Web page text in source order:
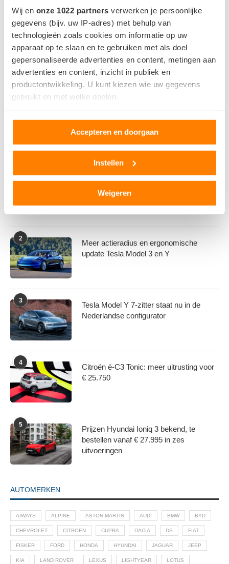
Wij en onze 1022 partners verwerken je persoonlijke
gegevens (bijv. uw IP-adres) met behulp van
technologieën zoals cookies om informatie op uw
apparaat op te slaan en te gebruiken met als doel
gepersonaliseerde advertenties en content, metingen aan
advertenties en content, inzicht in publiek en
productontwikkeling. U kunt kiezen wie uw gegevens
gebruikt en met welke doelen.
Als u het toestaat, willen we ook graag:
Informatie verzamelen over uw geografische locatie,
die tot een paar meter nauwkeurig kan zijn
Uw apparaat identificeren door het actief te scannen
verwerkt en stel uw voorkeuren in het
We gebruiken cookies om content en advertenties te
personaliseren, om functies voor social media te bieden
en om ons websiteverkeer te analyseren. Ook delen we
partners voor social media, adverteren en analyse. Deze
partners kunnen deze gegevens combineren met andere
informatie die u aan ze heeft verstrekt of die ze hebben
verzameld op basis van uw gebruik van hun services.
Accepteren en doorgaan
Instellen
Weigeren
MEEST GELEZEN NIEUWS
1
Tesla komt met Grok-update in Europa: zo werkt
de AI-assistent in Model 3 en Model Y
2
Meer actieradius en ergonomische
update Tesla Model 3 en Y
3
Tesla Model Y 7-zitter staat nu in de
Nederlandse configurator
4
Citroën ë-C3 Tonic: meer uitrusting voor
€ 25.750
5
Prijzen Hyundai Ioniq 3 bekend, te
bestellen vanaf € 27.995 in zes
uitvoeringen
AUTOMERKEN
AIWAYS ALPINE ASTON MARTIN AUDI BMW BYD
CHEVROLET CITROËN CUPRA DACIA DS FIAT
FISKER FORD HONDA HYUNDAI JAGUAR JEEP
KIA LAND ROVER LEXUS LIGHTYEAR LOTUS